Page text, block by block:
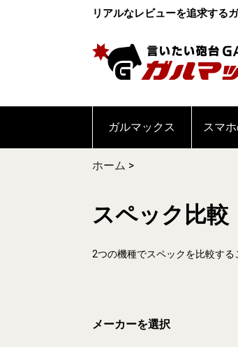
リアルなレビューを追求する
ガルマックス スマ
ホーム >
スペック比較
2つの機種でスペックを比較する
メーカーを選択